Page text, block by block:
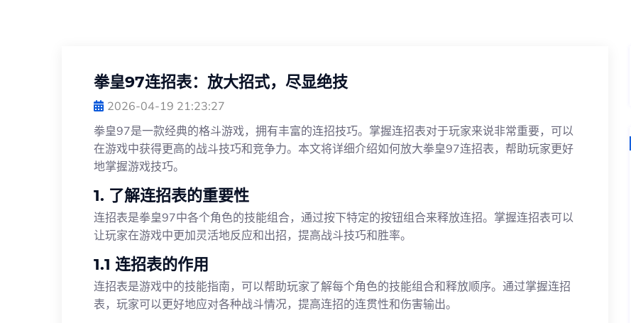
拳皇97连招表：放大招式，尽显绝技
2026-04-19 21:23:27
拳皇97是一款经典的格斗游戏，拥有丰富的连招技巧。掌握连招表对于玩家来说非常重要，可以
在游戏中获得更高的战斗技巧和竞争力。本文将详细介绍如何放大拳皇97连招表，帮助玩家更好
地掌握游戏技巧。
1. 了解连招表的重要性
连招表是拳皇97中各个角色的技能组合，通过按下特定的按钮组合来释放连招。掌握连招表可以
让玩家在游戏中更加灵活地反应和出招，提高战斗技巧和胜率。
1.1 连招表的作用
连招表是游戏中的技能指南，可以帮助玩家了解每个角色的技能组合和释放顺序。通过掌握连招
表，玩家可以更好地应对各种战斗情况，提高连招的连贯性和伤害输出。